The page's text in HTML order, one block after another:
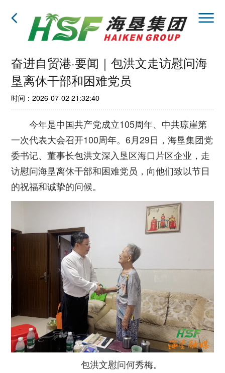
奋进自贸港·要闻｜包洪文走访慰问海
垦离休干部和困难党员
时间：2026-07-02 21:32:40
今年是中国共产党成立105周年、中共琼崖第
一次代表大会召开100周年。6月29日，海垦集团党
委书记、董事长包洪文深入垦区海口片区企业，走
访慰问海垦离休干部和困难党员，向他们致以节日
的祝福和诚挚的问候。
包洪文慰问何秀梅。